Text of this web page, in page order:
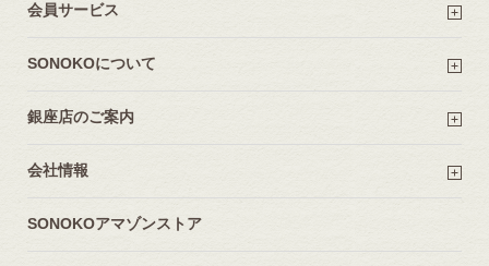
会員サービス
SONOKOについて
銀座店のご案内
会社情報
SONOKOアマゾンストア